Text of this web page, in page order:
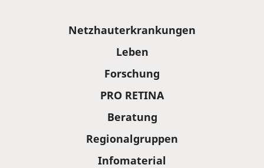
Netzhauterkrankungen
Leben
Forschung
PRO RETINA
Beratung
Regionalgruppen
Infomaterial